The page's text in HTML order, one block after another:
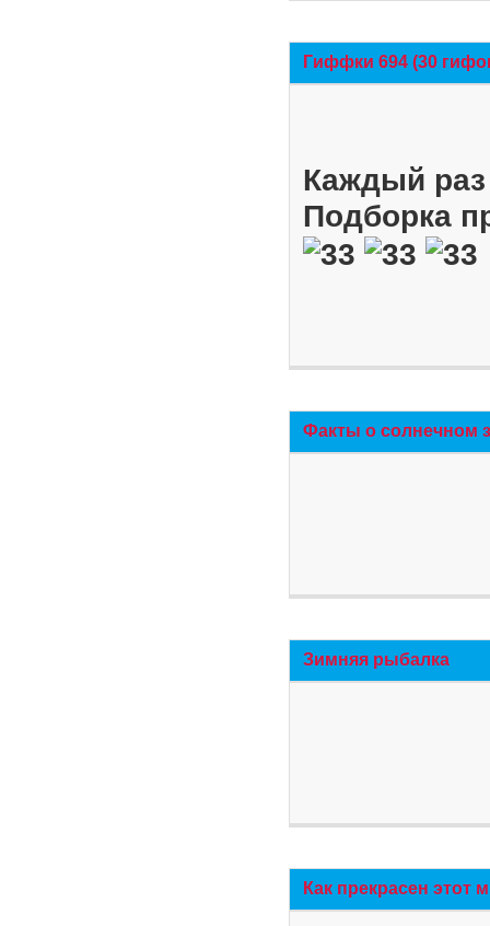
Гиффки 694 (30
Каждый
Подборка
Факты о солнечном
Зимняя рыбалка
Как прекрасен этот